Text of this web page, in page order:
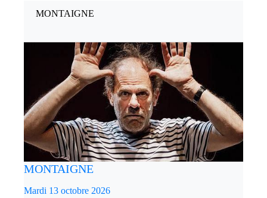
MONTAIGNE
MONTAIGNE
Mardi 13 octobre 2026